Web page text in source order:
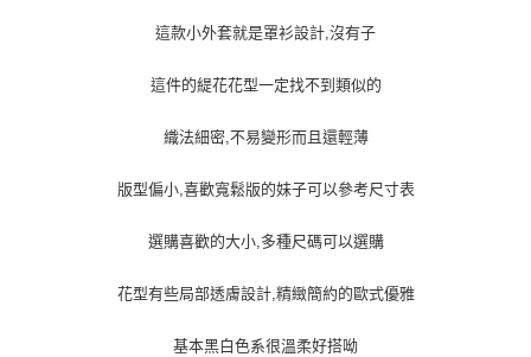
這款小外套就是罩衫設計,沒有子
這件的緹花花型一定找不到類似的
織法細密,不易變形而且還輕薄
版型偏小,喜歡寬鬆版的妹子可以參考尺寸表
選購喜歡的大小,多種尺碼可以選購
花型有些局部透膚設計,精緻簡約的歐式優雅
基本黑白色系很溫柔好搭呦